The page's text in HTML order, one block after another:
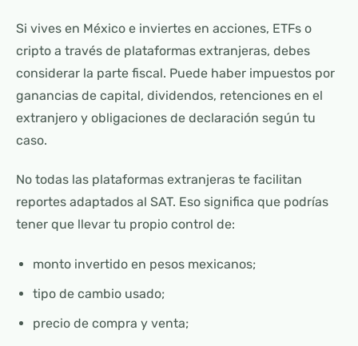
Si vives en México e inviertes en acciones, ETFs o
cripto a través de plataformas extranjeras, debes
considerar la parte fiscal. Puede haber impuestos por
ganancias de capital, dividendos, retenciones en el
extranjero y obligaciones de declaración según tu
caso.
No todas las plataformas extranjeras te facilitan
reportes adaptados al SAT. Eso significa que podrías
tener que llevar tu propio control de:
monto invertido en pesos mexicanos;
tipo de cambio usado;
precio de compra y venta;